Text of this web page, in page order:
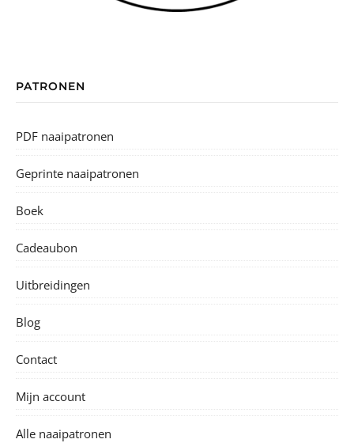
PATRONEN
PDF naaipatronen
Geprinte naaipatronen
Boek
Cadeaubon
Uitbreidingen
Blog
Contact
Mijn account
Alle naaipatronen